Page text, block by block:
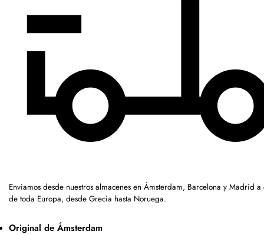
Enviamos desde nuestros almacenes en Ámsterdam, Barcelona y Madrid a
de toda Europa, desde Grecia hasta Noruega.
Original de Ámsterdam